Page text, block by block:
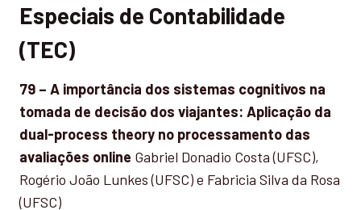
Especiais de Contabilidade
(TEC)
79 – A importância dos sistemas cognitivos na
tomada de decisão dos viajantes: Aplicação da
dual-process theory no processamento das
avaliações online Gabriel Donadio Costa (UFSC),
Rogério João Lunkes (UFSC) e Fabricia Silva da Rosa
(UFSC)